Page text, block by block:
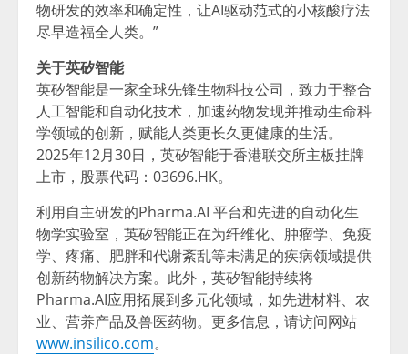
物研发的效率和确定性，让AI驱动范式的小核酸疗法
尽早造福全人类。”
关于英矽智能
英矽智能是一家全球先锋生物科技公司，致力于整合
人工智能和自动化技术，加速药物发现并推动生命科
学领域的创新，赋能人类更长久更健康的生活。
2025年12月30日，英矽智能于香港联交所主板挂牌
上市，股票代码：03696.HK。
利用自主研发的Pharma.AI 平台和先进的自动化生
物学实验室，英矽智能正在为纤维化、肿瘤学、免疫
学、疼痛、肥胖和代谢紊乱等未满足的疾病领域提供
创新药物解决方案。此外，英矽智能持续将
Pharma.AI应用拓展到多元化领域，如先进材料、农
业、营养产品及兽医药物。更多信息，请访问网站
www.insilico.com。